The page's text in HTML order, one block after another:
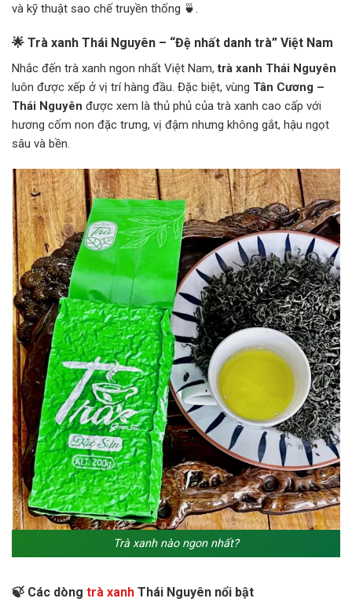
và kỹ thuật sao chế truyền thống 🍵.
🌟 Trà xanh Thái Nguyên – “Đệ nhất danh trà” Việt Nam
Nhắc đến trà xanh ngon nhất Việt Nam,trà xanh Thái Nguyên
luôn được xếp ở vị trí hàng đầu. Đặc biệt, vùng Tân Cương –
Thái Nguyên được xem là thủ phủ của trà xanh cao cấp với
hương cốm non đặc trưng, vị đậm nhưng không gắt, hậu ngọt
sâu và bền.
Trà xanh nào ngon nhất?
🍃 Các dòng trà xanh Thái Nguyên nổi bật